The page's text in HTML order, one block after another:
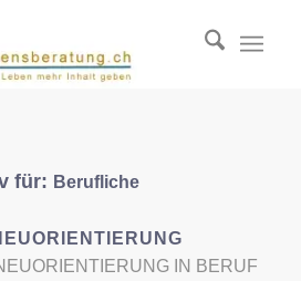
für: Berufliche
IN BERUF